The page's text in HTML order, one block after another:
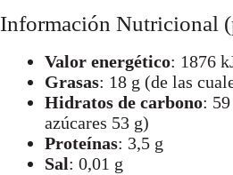
Información Nutricional
Valor energético: 1876
Grasas: 18 g (de las
Hidratos de carbono:
azúcares 53 g)
Proteínas: 3,5 g
Sal: 0,01 g